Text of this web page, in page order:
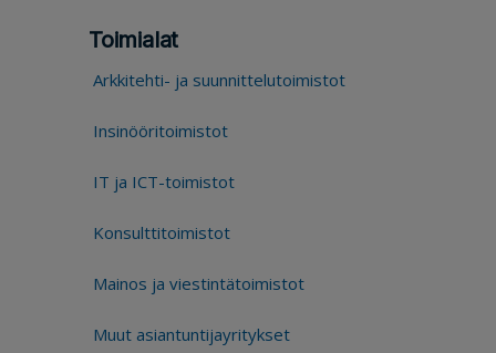
Toimialat
Arkkitehti- ja suunnittelutoimistot
Insinööritoimistot
IT ja ICT-toimistot
Konsulttitoimistot
Mainos ja viestintätoimistot
Muut asiantuntijayritykset